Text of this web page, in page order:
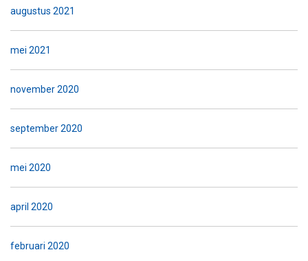
augustus 2021
mei 2021
november 2020
september 2020
mei 2020
april 2020
februari 2020